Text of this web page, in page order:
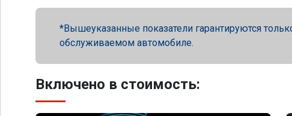
Вышеуказанные показатели гарантируются
обслуживаемом автомобиле.
Включено в стоимость: